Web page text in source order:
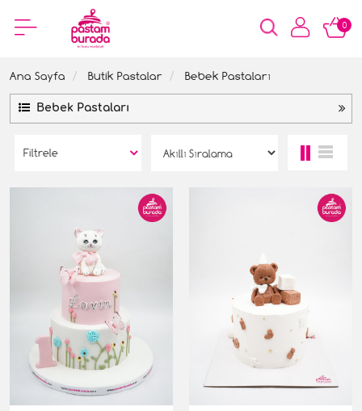
0
Ana Sayfa Butik Pastalar Bebek Pastaları
Bebek Pastaları
Filtrele